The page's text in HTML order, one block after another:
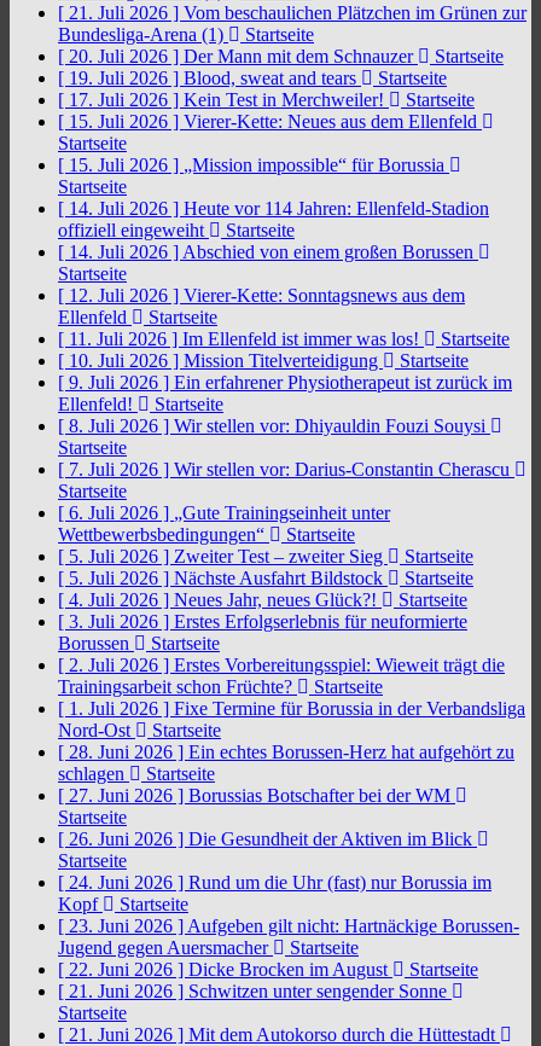
[ 21. Juli 2026 ] Vom beschaulichen Plätzchen im Grünen zur
Bundesliga-Arena (1)
Startseite
[ 20. Juli 2026 ] Der Mann mit dem Schnauzer
Startseite
[ 19. Juli 2026 ] Blood, sweat and tears
Startseite
[ 17. Juli 2026 ] Kein Test in Merchweiler!
Startseite
[ 15. Juli 2026 ] Vierer-Kette: Neues aus dem Ellenfeld
Startseite
[ 15. Juli 2026 ] „Mission impossible“ für Borussia
Startseite
[ 14. Juli 2026 ] Heute vor 114 Jahren: Ellenfeld-Stadion
offiziell eingeweiht
Startseite
[ 14. Juli 2026 ] Abschied von einem großen Borussen
Startseite
[ 12. Juli 2026 ] Vierer-Kette: Sonntagsnews aus dem
Ellenfeld
Startseite
[ 11. Juli 2026 ] Im Ellenfeld ist immer was los!
Startseite
[ 10. Juli 2026 ] Mission Titelverteidigung
Startseite
[ 9. Juli 2026 ] Ein erfahrener Physiotherapeut ist zurück im
Ellenfeld!
Startseite
[ 8. Juli 2026 ] Wir stellen vor: Dhiyauldin Fouzi Souysi
Startseite
[ 7. Juli 2026 ] Wir stellen vor: Darius-Constantin Cherascu
Startseite
[ 6. Juli 2026 ] „Gute Trainingseinheit unter
Wettbewerbsbedingungen“
Startseite
[ 5. Juli 2026 ] Zweiter Test – zweiter Sieg
Startseite
[ 5. Juli 2026 ] Nächste Ausfahrt Bildstock
Startseite
[ 4. Juli 2026 ] Neues Jahr, neues Glück?!
Startseite
[ 3. Juli 2026 ] Erstes Erfolgserlebnis für neuformierte
Borussen
Startseite
[ 2. Juli 2026 ] Erstes Vorbereitungsspiel: Wieweit trägt die
Trainingsarbeit schon Früchte?
Startseite
[ 1. Juli 2026 ] Fixe Termine für Borussia in der Verbandsliga
Nord-Ost
Startseite
[ 28. Juni 2026 ] Ein echtes Borussen-Herz hat aufgehört zu
schlagen
Startseite
[ 27. Juni 2026 ] Borussias Botschafter bei der WM
Startseite
[ 26. Juni 2026 ] Die Gesundheit der Aktiven im Blick
Startseite
[ 24. Juni 2026 ] Rund um die Uhr (fast) nur Borussia im
Kopf
Startseite
[ 23. Juni 2026 ] Aufgeben gilt nicht: Hartnäckige Borussen-
Jugend gegen Auersmacher
Startseite
[ 22. Juni 2026 ] Dicke Brocken im August
Startseite
[ 21. Juni 2026 ] Schwitzen unter sengender Sonne
Startseite
[ 21. Juni 2026 ] Mit dem Autokorso durch die Hüttestadt